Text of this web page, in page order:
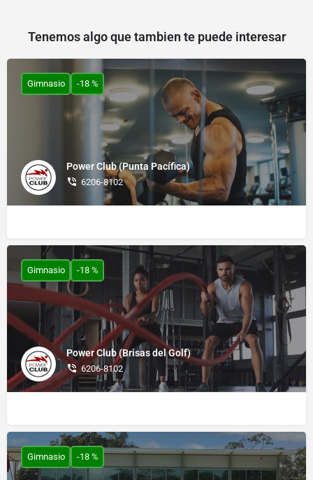
Tenemos algo que tambien te puede interesar
Power Club (Punta Pacífica)
6206-8102
Gimnasio -18 %
Power Club (Brisas del Golf)
6206-8102
Gimnasio -18 %
Gimnasio -18 %